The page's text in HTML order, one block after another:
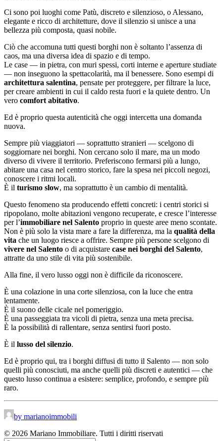
Ci sono poi luoghi come Patù, discreto e silenzioso, o Alessano,
elegante e ricco di architetture, dove il silenzio si unisce a una
bellezza più composta, quasi nobile.
Ciò che accomuna tutti questi borghi non è soltanto l’assenza di
caos, ma una diversa idea di spazio e di tempo.
Le case — in pietra, con muri spessi, corti interne e aperture studiate
— non inseguono la spettacolarità, ma il benessere. Sono esempi di
architettura salentina, pensate per proteggere, per filtrare la luce,
per creare ambienti in cui il caldo resta fuori e la quiete dentro. Un
vero comfort abitativo.
Ed è proprio questa autenticità che oggi intercetta una domanda
nuova.
Sempre più viaggiatori — soprattutto stranieri — scelgono di
soggiornare nei borghi. Non cercano solo il mare, ma un modo
diverso di vivere il territorio. Preferiscono fermarsi più a lungo,
abitare una casa nel centro storico, fare la spesa nei piccoli negozi,
conoscere i ritmi locali.
È il turismo slow, ma soprattutto è un cambio di mentalità.
Questo fenomeno sta producendo effetti concreti: i centri storici si
ripopolano, molte abitazioni vengono recuperate, e cresce l’interesse
per l’immobiliare nel Salento proprio in queste aree meno scontate.
Non è più solo la vista mare a fare la differenza, ma la qualità della
vita che un luogo riesce a offrire. Sempre più persone scelgono di
vivere nel Salento o di acquistare case nei borghi del Salento,
attratte da uno stile di vita più sostenibile.
Alla fine, il vero lusso oggi non è difficile da riconoscere.
È una colazione in una corte silenziosa, con la luce che entra
lentamente.
È il suono delle cicale nel pomeriggio.
È una passeggiata tra vicoli di pietra, senza una meta precisa.
È la possibilità di rallentare, senza sentirsi fuori posto.
È il lusso del silenzio.
Ed è proprio qui, tra i borghi diffusi di tutto il Salento — non solo
quelli più conosciuti, ma anche quelli più discreti e autentici — che
questo lusso continua a esistere: semplice, profondo, e sempre più
raro.
by marianoimmobili
© 2026 Mariano Immobiliare. Tutti i diritti riservati